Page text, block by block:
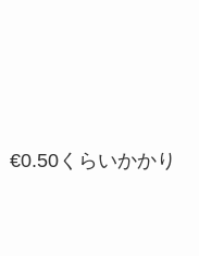
€0.50くらいかかり